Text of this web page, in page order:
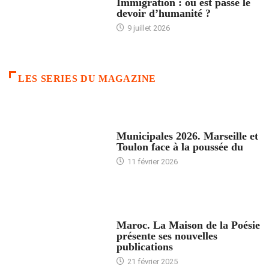
devoir d’humanité ?
9 juillet 2026
LES SERIES DU MAGAZINE
Municipales 2026. Marseille et
Toulon face à la poussée du
11 février 2026
Maroc. La Maison de la Poésie
présente ses nouvelles
publications
21 février 2025